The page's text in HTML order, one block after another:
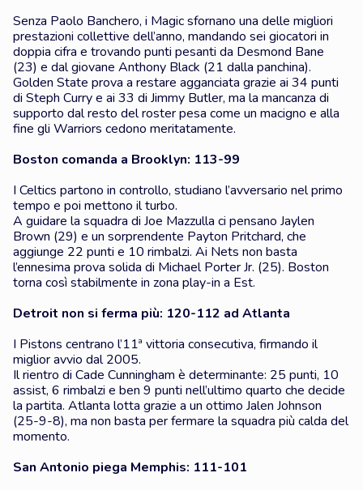
Senza Paolo Banchero, i Magic sfornano una delle migliori
prestazioni collettive dell’anno, mandando sei giocatori in
doppia cifra e trovando punti pesanti da Desmond Bane
(23) e dal giovane Anthony Black (21 dalla panchina).
Golden State prova a restare agganciata grazie ai 34 punti
di Steph Curry e ai 33 di Jimmy Butler, ma la mancanza di
supporto dal resto del roster pesa come un macigno e alla
fine gli Warriors cedono meritatamente.
Boston comanda a Brooklyn: 113-99
I Celtics partono in controllo, studiano l’avversario nel primo
tempo e poi mettono il turbo.
A guidare la squadra di Joe Mazzulla ci pensano Jaylen
Brown (29) e un sorprendente Payton Pritchard, che
aggiunge 22 punti e 10 rimbalzi. Ai Nets non basta
l’ennesima prova solida di Michael Porter Jr. (25). Boston
torna così stabilmente in zona play-in a Est.
Detroit non si ferma più: 120-112 ad Atlanta
I Pistons centrano l’11ª vittoria consecutiva, firmando il
miglior avvio dal 2005.
Il rientro di Cade Cunningham è determinante: 25 punti, 10
assist, 6 rimbalzi e ben 9 punti nell’ultimo quarto che decide
la partita. Atlanta lotta grazie a un ottimo Jalen Johnson
(25-9-8), ma non basta per fermare la squadra più calda del
momento.
San Antonio piega Memphis: 111-101